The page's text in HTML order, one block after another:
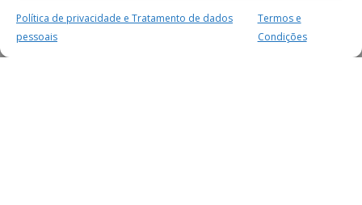
Política de privacidade e Tratamento de dados
pessoais
Termos e
Condições